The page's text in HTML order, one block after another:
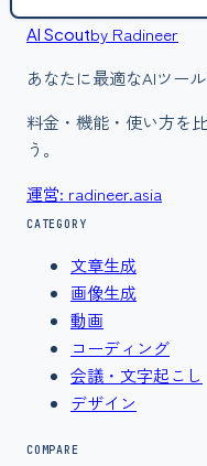
AI Scoutby Radineer
あなたに最適なAIツー
料金・機能・使い方を
う。
運営: radineer.asia
CATEGORY
文章生成
画像生成
動画
コーディング
会議・文字起こし
デザイン
COMPARE